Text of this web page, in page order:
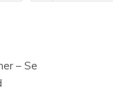
– Se